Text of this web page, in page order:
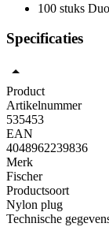
100 stuks
Specificaties
Product
Artikelnummer
535453
EAN
4048962239836
Merk
Fischer
Productsoort
Nylon plug
Technische